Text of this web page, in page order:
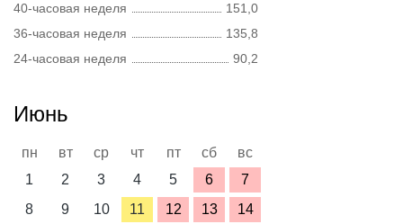
40-часовая неделя
151,0
36-часовая неделя
135,8
24-часовая неделя
90,2
Июнь
пн вт ср чт пт сб
вс
1
2 3 4 5 6
7
8
9 10 11 12 13
14